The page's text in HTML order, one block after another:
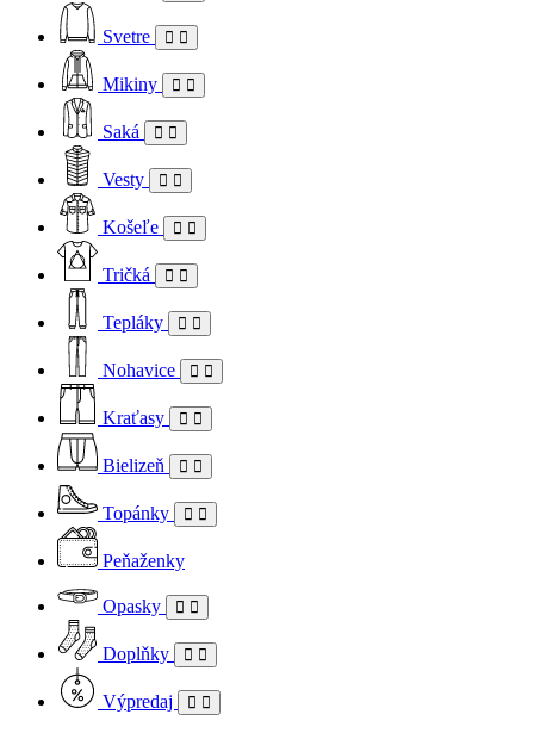
Svetre
Mikiny
Saká
Vesty
Košeľe
Tričká
Tepláky
Nohavice
Kraťasy
Bielizeň
Topánky
Peňaženky
Opasky
Doplňky
Výpredaj